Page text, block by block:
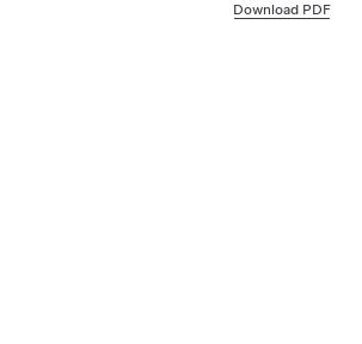
Download PDF